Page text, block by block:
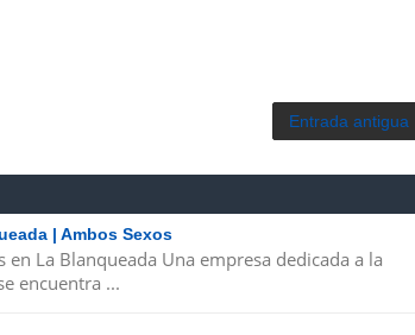
Entrada antigua
| Ambos Sexos
La Blanqueada Una empresa dedicada a la
encuentra ...